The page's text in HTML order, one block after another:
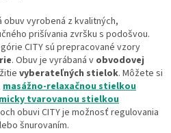
vyrobená z kvalitných,
prišívania zvršku s podošvou.
CITY sú prepracované vzory
. Obuv je vyrábaná v obvodovej
vyberateľných stielok. Môžete si
masážno-relaxačnou stielkou
tvarovanou stielkou
obuvi CITY je možnosť regulovania
šnurovaním.